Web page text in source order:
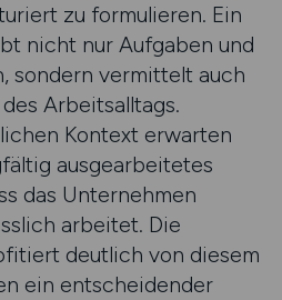
zu formulieren. Ein
nicht nur Aufgaben und
sondern vermittelt auch
Arbeitsalltags.
Kontext erwarten
ausgearbeitetes
das Unternehmen
arbeitet. Die
deutlich von diesem
ein entscheidender